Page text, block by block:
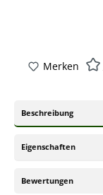
Merken
Beschreibung
Eigenschaften
Bewertungen